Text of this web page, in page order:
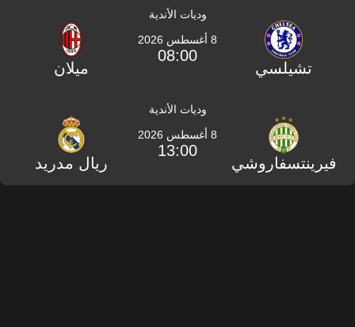
وديات الأندية
تشيلسي
8 أغسطس 2026
08:00
ميلان
وديات الأندية
فيرينتسفاروشي
8 أغسطس 2026
13:00
ريال مدريد